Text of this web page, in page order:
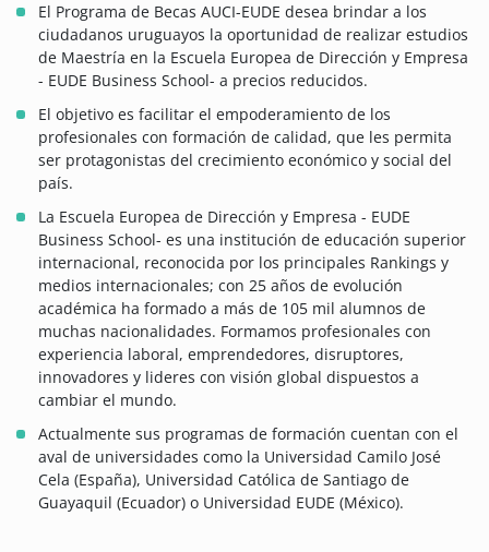
El Programa de Becas AUCI-EUDE desea brindar a los
ciudadanos uruguayos la oportunidad de realizar estudios
de Maestría en la Escuela Europea de Dirección y Empresa
- EUDE Business School- a precios reducidos.
El objetivo es facilitar el empoderamiento de los
profesionales con formación de calidad, que les permita
ser protagonistas del crecimiento económico y social del
país.
La Escuela Europea de Dirección y Empresa - EUDE
Business School- es una institución de educación superior
internacional, reconocida por los principales Rankings y
medios internacionales; con 25 años de evolución
académica ha formado a más de 105 mil alumnos de
muchas nacionalidades. Formamos profesionales con
experiencia laboral, emprendedores, disruptores,
innovadores y lideres con visión global dispuestos a
cambiar el mundo.
Actualmente sus programas de formación cuentan con el
aval de universidades como la Universidad Camilo José
Cela (España), Universidad Católica de Santiago de
Guayaquil (Ecuador) o Universidad EUDE (México).